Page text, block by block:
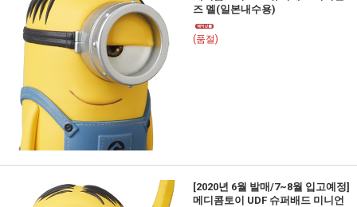
즈 멜(일본내수용)
(품절)
[2020년 6월 발매/7~8월 입고예정]
메디콤토이 UDF 슈퍼배드 미니언